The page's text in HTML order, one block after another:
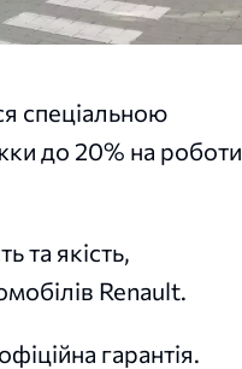
спеціальною
до 20% на роботи
та якість,
Renault.
гарантія.